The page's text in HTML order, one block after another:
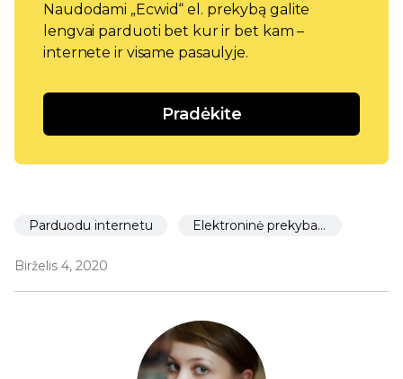
Naudodami „Ecwid“ el. prekybą galite
lengvai parduoti bet kur ir bet kam –
internete ir visame pasaulyje.
Pradėkite
Parduodu internetu Elektroninė prekyba restoranams
Birželis 4, 2020